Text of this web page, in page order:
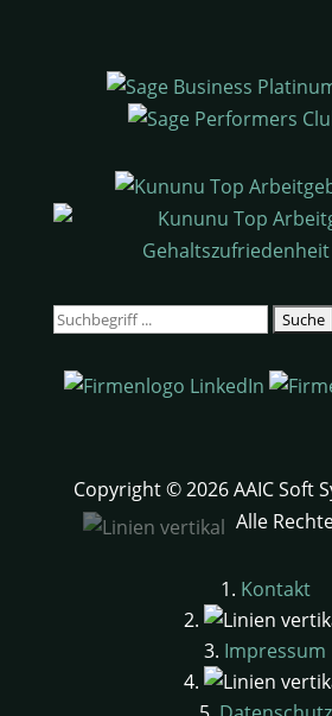
Suchen
Copyright © 2026 AAIC Soft
Alle
Kontakt
Impressum